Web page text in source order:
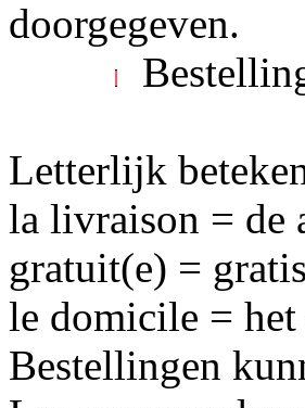
doorgegeven.
Letterlijk
la livraison = de
gratuit(e) = gratis
le domicile = het
Bestellingen